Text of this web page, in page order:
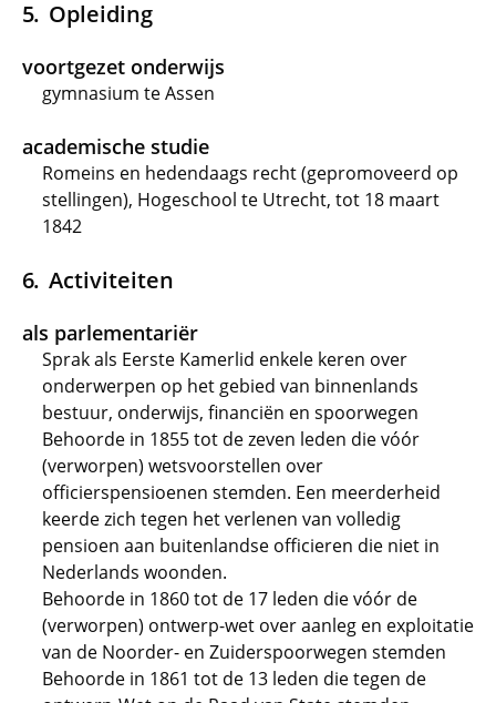
Opleiding
voortgezet onderwijs
gymnasium te Assen
academische studie
Romeins en hedendaags recht (gepromoveerd op
stellingen), Hogeschool te Utrecht, tot 18 maart
1842
Activiteiten
als parlementariër
Sprak als Eerste Kamerlid enkele keren over
onderwerpen op het gebied van binnenlands
bestuur, onderwijs, financiën en spoorwegen
Behoorde in 1855 tot de zeven leden die vóór
(verworpen) wetsvoorstellen over
officierspensioenen stemden. Een meerderheid
keerde zich tegen het verlenen van volledig
pensioen aan buitenlandse officieren die niet in
Nederlands woonden.
Behoorde in 1860 tot de 17 leden die vóór de
(verworpen) ontwerp-wet over aanleg en exploitatie
van de Noorder- en Zuiderspoorwegen stemden
Behoorde in 1861 tot de 13 leden die tegen de